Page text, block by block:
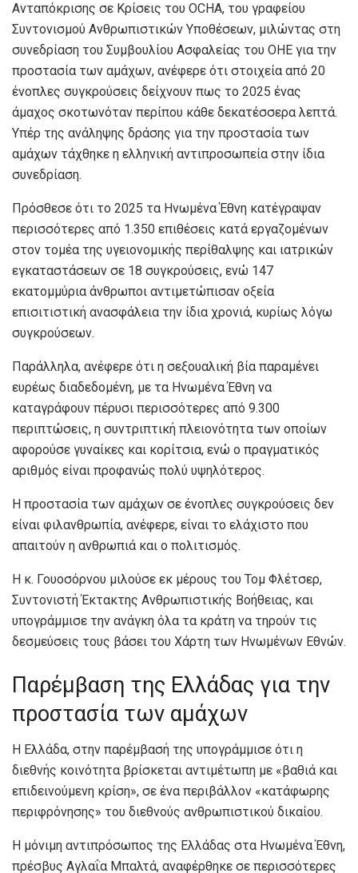
Ανταπόκρισης σε Κρίσεις του OCHA, του γραφείου
Συντονισμού Ανθρωπιστικών Υποθέσεων, μιλώντας στη
συνεδρίαση του Συμβουλίου Ασφαλείας του ΟΗΕ για την
προστασία των αμάχων, ανέφερε ότι στοιχεία από 20
ένοπλες συγκρούσεις δείχνουν πως το 2025 ένας
άμαχος σκοτωνόταν περίπου κάθε δεκατέσσερα λεπτά.
Υπέρ της ανάληψης δράσης για την προστασία των
αμάχων τάχθηκε η ελληνική αντιπροσωπεία στην ίδια
συνεδρίαση.
Πρόσθεσε ότι το 2025 τα Ηνωμένα Έθνη κατέγραψαν
περισσότερες από 1.350 επιθέσεις κατά εργαζομένων
στον τομέα της υγειονομικής περίθαλψης και ιατρικών
εγκαταστάσεων σε 18 συγκρούσεις, ενώ 147
εκατομμύρια άνθρωποι αντιμετώπισαν οξεία
επισιτιστική ανασφάλεια την ίδια χρονιά, κυρίως λόγω
συγκρούσεων.
Παράλληλα, ανέφερε ότι η σεξουαλική βία παραμένει
ευρέως διαδεδομένη, με τα Ηνωμένα Έθνη να
καταγράφουν πέρυσι περισσότερες από 9.300
περιπτώσεις, η συντριπτική πλειονότητα των οποίων
αφορούσε γυναίκες και κορίτσια, ενώ ο πραγματικός
αριθμός είναι προφανώς πολύ υψηλότερος.
Η προστασία των αμάχων σε ένοπλες συγκρούσεις δεν
είναι φιλανθρωπία, ανέφερε, είναι το ελάχιστο που
απαιτούν η ανθρωπιά και ο πολιτισμός.
Η κ. Γουοσόρνου μιλούσε εκ μέρους του Τομ Φλέτσερ,
Συντονιστή Έκτακτης Ανθρωπιστικής Βοήθειας, και
υπογράμμισε την ανάγκη όλα τα κράτη να τηρούν τις
δεσμεύσεις τους βάσει του Χάρτη των Ηνωμένων Εθνών.
Παρέμβαση της Ελλάδας για την
προστασία των αμάχων
Η Ελλάδα, στην παρέμβασή της υπογράμμισε ότι η
διεθνής κοινότητα βρίσκεται αντιμέτωπη με «βαθιά και
επιδεινούμενη κρίση», σε ένα περιβάλλον «κατάφωρης
περιφρόνησης» του διεθνούς ανθρωπιστικού δικαίου.
Η μόνιμη αντιπρόσωπος της Ελλάδας στα Ηνωμένα Έθνη,
πρέσβυς Αγλαΐα Μπαλτά, αναφέρθηκε σε περισσότερες